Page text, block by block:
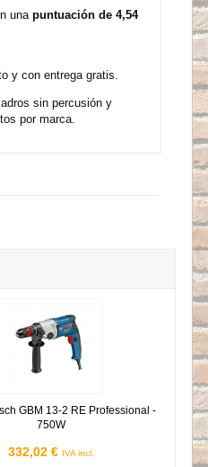
una puntuación de 4,54
y con entrega gratis.
sin percusión y
por marca.
GBM 13-2 RE Professional -
750W
332,02 € IVA incl.
GBM 13-2 RE Professional -